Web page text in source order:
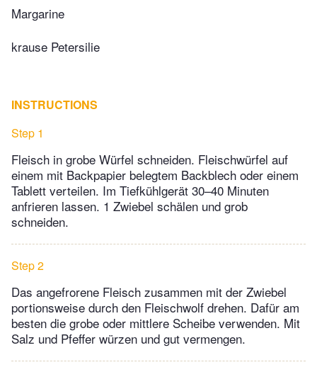
Margarine
krause Petersilie
INSTRUCTIONS
Step 1
Fleisch in grobe Würfel schneiden. Fleischwürfel auf
einem mit Backpapier belegtem Backblech oder einem
Tablett verteilen. Im Tiefkühlgerät 30–40 Minuten
anfrieren lassen. 1 Zwiebel schälen und grob
schneiden.
Step 2
Das angefrorene Fleisch zusammen mit der Zwiebel
portionsweise durch den Fleischwolf drehen. Dafür am
besten die grobe oder mittlere Scheibe verwenden. Mit
Salz und Pfeffer würzen und gut vermengen.